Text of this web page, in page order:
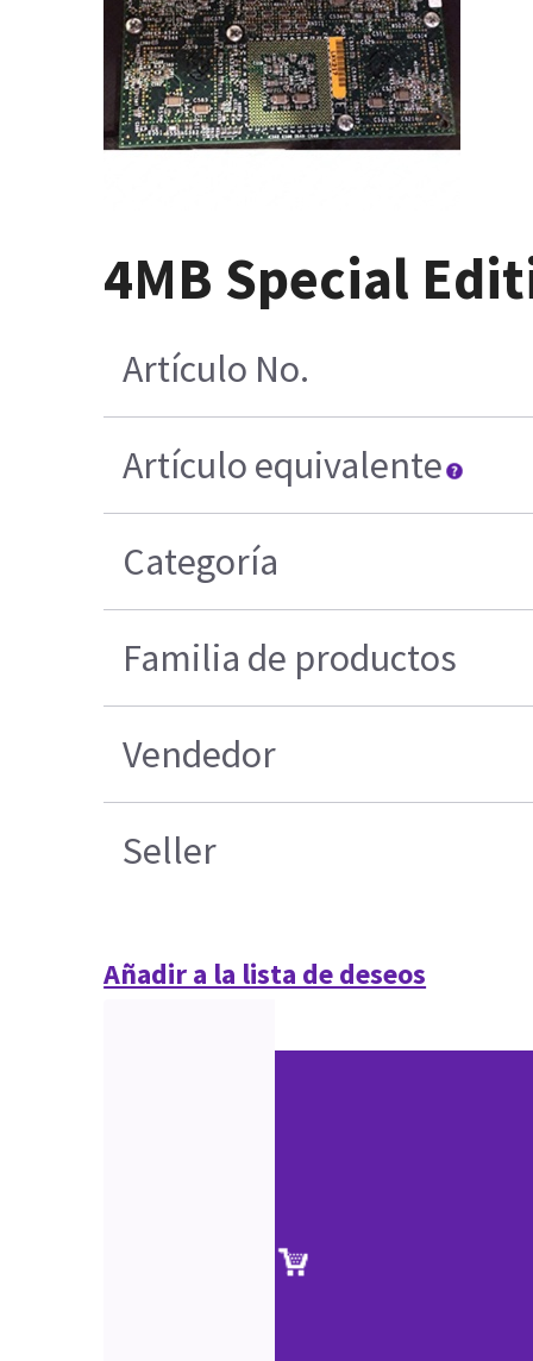
4MB Special
Artículo No.
Artículo equivalente
Categoría
Familia de productos
Vendedor
Seller
Añadir a la lista de deseos